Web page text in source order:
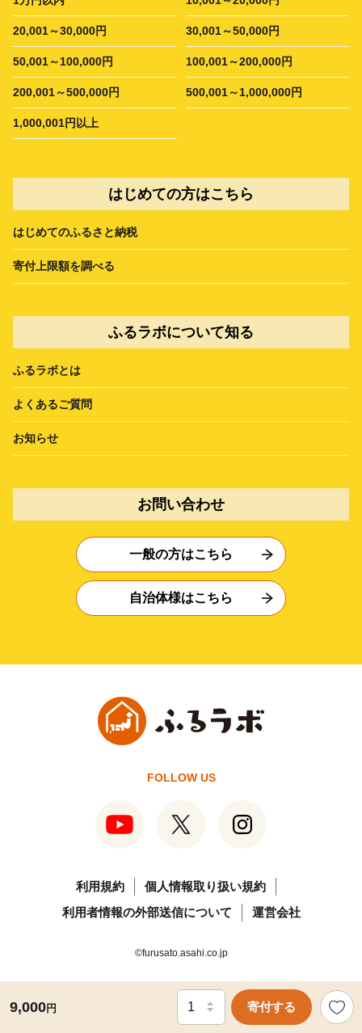
9,000円 寄付する
20,001～30,000円 30,001～50,000円
50,001～100,000円 100,001～200,000円
200,001～500,000円 500,001～1,000,000円
1,000,001円以上
はじめての方はこちら
はじめてのふるさと納税
寄付上限額を調べる
ふるラボについて知る
ふるラボとは
よくあるご質問
お知らせ
お問い合わせ
一般の方はこちら
自治体様はこちら
FOLLOW US
利用規約
個人情報取り扱い規約
利用者情報の外部送信について
運営会社
©furusato.asahi.co.jp